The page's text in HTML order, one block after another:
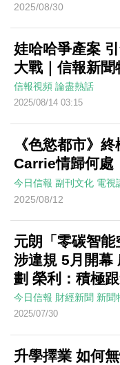
2025/08/30
娃哈哈爭產案
大戰｜信報新聞
信報視頻 論盡熱話
2025/08/14 03:15
《色慾都市》
Carrie情歸何處
今日信報 副刊文化 電視
2025/08/12
元朗「零碳智能
涉違規 5月開幕
劃 榮利：積極
今日信報 財經新聞 新聞
2025/07/30
升學擇業 如何